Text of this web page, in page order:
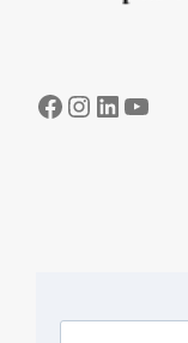
Facebook
Instagram
LinkedIn